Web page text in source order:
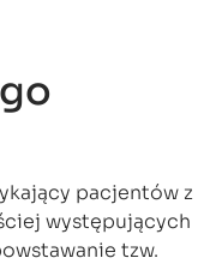
pacjentów z
występujących
tzw.